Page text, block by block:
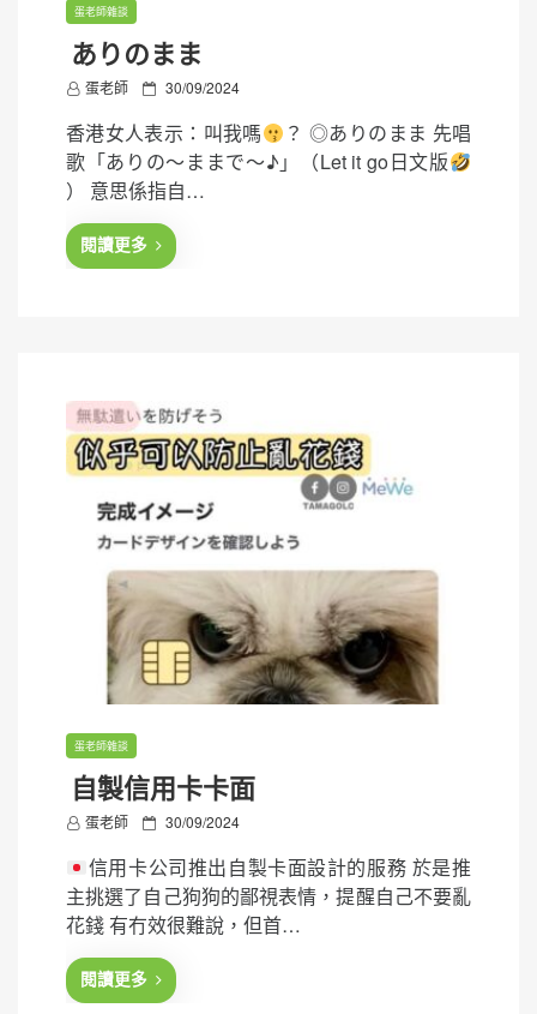
蛋老師雜談
ありのまま
蛋老師
P
s
t
e
d
30/09/2024
香港女人表示：叫我嗎
？ ◎ありのまま 先唱
歌「ありの～ままで〜♪」（Let it go日文版
） 意思係指自…
閱讀更多
蛋老師雜談
自製信用卡卡面
蛋老師
P
s
t
e
d
30/09/2024
信用卡公司推出自製卡面設計的服務 於是推
主挑選了自己狗狗的鄙視表情，提醒自己不要亂
花錢 有冇效很難說，但首…
閱讀更多